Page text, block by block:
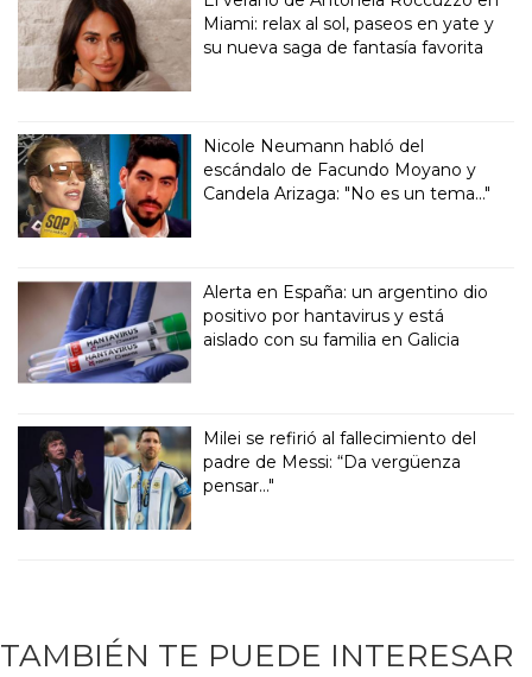
Miami: relax al sol, paseos en yate y
su nueva saga de fantasía favorita
Nicole Neumann habló del
escándalo de Facundo Moyano y
Candela Arizaga: "No es un tema..."
Alerta en España: un argentino dio
positivo por hantavirus y está
aislado con su familia en Galicia
Milei se refirió al fallecimiento del
padre de Messi: “Da vergüenza
pensar..."
TAMBIÉN TE PUEDE INTERESAR